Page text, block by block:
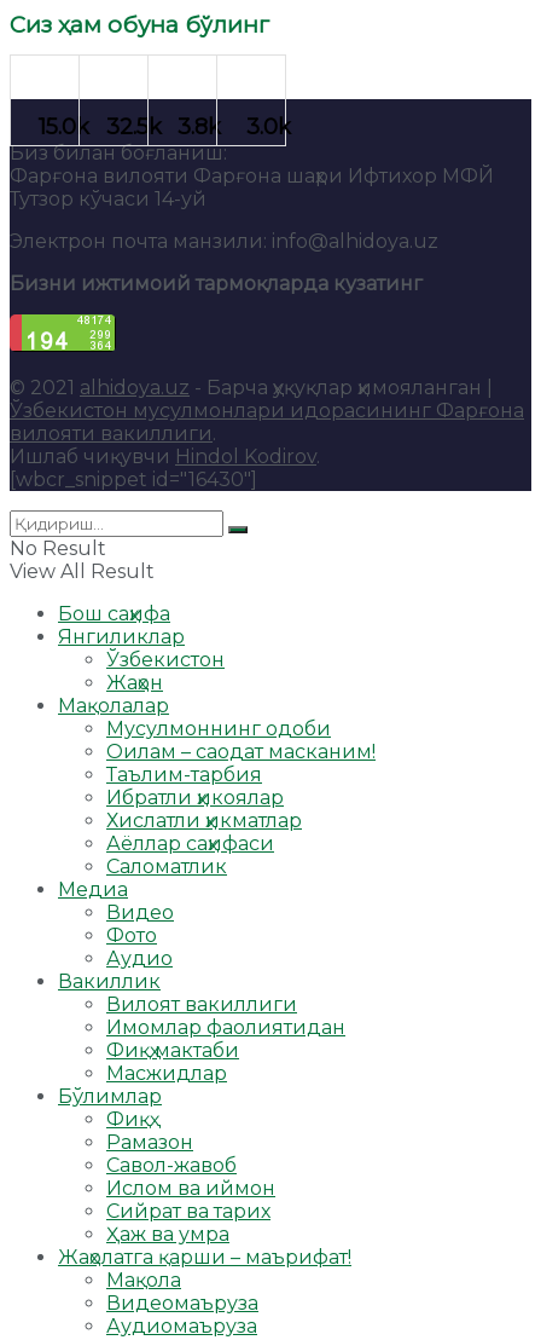
Сиз ҳам обуна бўлинг
Биз билан боғланиш:
Фарғона вилояти Фарғона шаҳри Ифтихор МФЙ
Тутзор кўчаси 14-уй
Электрон почта манзили: info@alhidoya.uz
Бизни ижтимоий тармоқларда кузатинг
© 2021 alhidoya.uz - Барча ҳуқуқлар ҳимояланган |
Ўзбекистон мусулмонлари идорасининг Фарғона
вилояти вакиллиги.
Ишлаб чиқувчи Hindol Kodirov.
[wbcr_snippet id="16430"]
No Result
View All Result
Бош саҳифа
Янгиликлар
Ўзбекистон
Жаҳон
Мақолалар
Мусулмоннинг одоби
Оилам – саодат масканим!
Таълим-тарбия
Ибратли ҳикоялар
Хислатли ҳикматлар
Аёллар саҳифаси
Саломатлик
Медиа
Видео
Фото
Аудио
Вакиллик
Вилоят вакиллиги
Имомлар фаолиятидан
Фиқҳ мактаби
Масжидлар
Бўлимлар
Фиқҳ
Рамазон
Савол-жавоб
Ислом ва иймон
Сийрат ва тарих
Ҳаж ва умра
Жаҳолатга қарши – маърифат!
Мақола
Видеомаъруза
Аудиомаъруза